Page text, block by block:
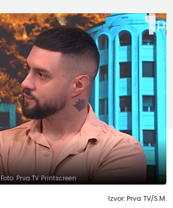
Foto: Prva TV Printscreen
Izvor: Prva TV/S.M.